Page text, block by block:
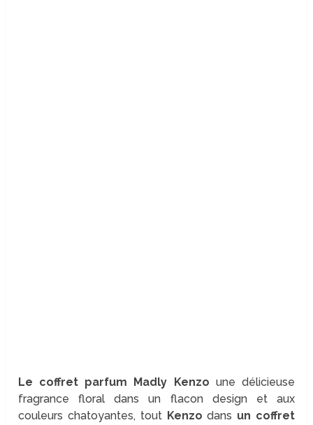
Le coffret parfum Madly Kenzo une délicieuse
fragrance floral dans un flacon design et aux
couleurs chatoyantes, tout Kenzo dans un coffret